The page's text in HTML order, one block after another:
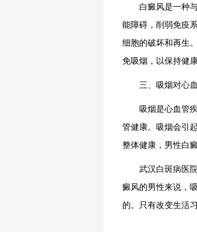
白癜风是一种与
能障碍，削弱免疫
细胞的破坏和再生
免吸烟，以保持健
三、吸烟对心血
吸烟是心血管疾
管健康。吸烟会引
整体健康，男性白
武汉白斑病医院
癜风的男性来说，
的。只有改变生活